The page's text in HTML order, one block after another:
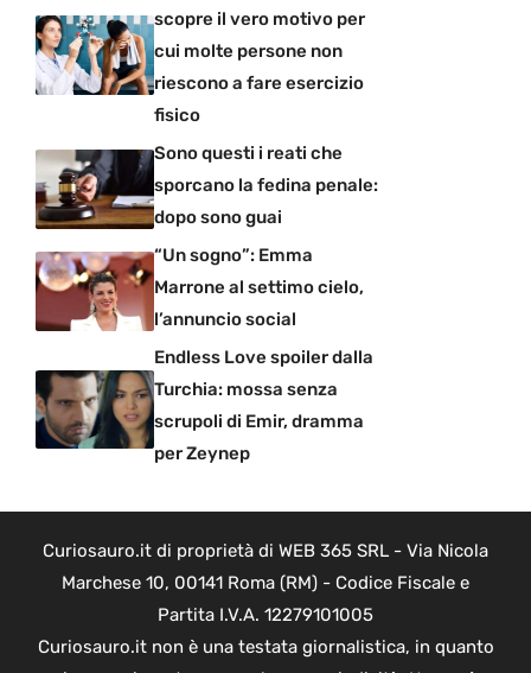
scopre il vero motivo per
cui molte persone non
riescono a fare esercizio
fisico
Sono questi i reati che
sporcano la fedina penale:
dopo sono guai
“Un sogno”: Emma
Marrone al settimo cielo,
l’annuncio social
Endless Love spoiler dalla
Turchia: mossa senza
scrupoli di Emir, dramma
per Zeynep
Curiosauro.it di proprietà di WEB 365 SRL - Via Nicola
Marchese 10, 00141 Roma (RM) - Codice Fiscale e
Partita I.V.A. 12279101005
Curiosauro.it non è una testata giornalistica, in quanto